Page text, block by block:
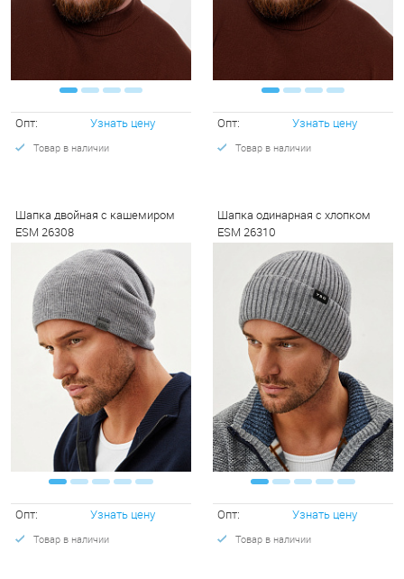
Опт: Узнать цену
Товар в наличии
Опт: Узнать цену
Товар в наличии
Шапка двойная с кашемиром
ESM 26308
Опт: Узнать цену
Товар в наличии
Шапка одинарная с хлопком
ESM 26310
Опт: Узнать цену
Товар в наличии